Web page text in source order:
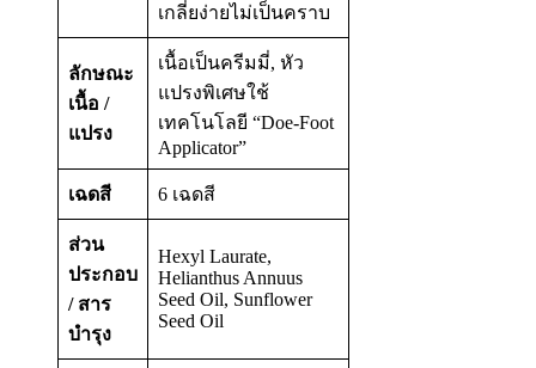
เกลี่ยง่ายไม่เป็นคราบ
ลักษณะ
เนื้อ /
แปรง
เนื้อเป็นครีมมี่, หัว
แปรงพิเศษใช้
เทคโนโลยี “Doe-Foot
Applicator”
เฉดสี 6 เฉดสี
ส่วน
ประกอบ
/ สาร
บำรุง
Hexyl Laurate,
Helianthus Annuus
Seed Oil, Sunflower
Seed Oil